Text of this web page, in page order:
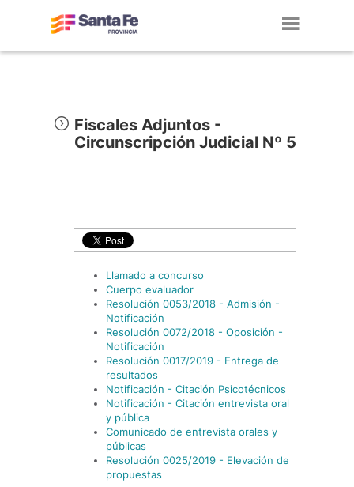
Fiscales Adjuntos -
Circunscripción Judicial Nº 5
Llamado a concurso
Cuerpo evaluador
Resolución 0053/2018 - Admisión -
Notificación
Resolución 0072/2018 - Oposición -
Notificación
Resolución 0017/2019 - Entrega de
resultados
Notificación - Citación Psicotécnicos
Notificación - Citación entrevista oral
y pública
Comunicado de entrevista orales y
públicas
Resolución 0025/2019 - Elevación de
propuestas